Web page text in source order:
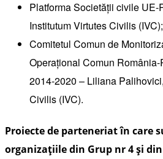
Platforma Societății civile
Institutum Virtutes Civilis (IVC);
Comitetul Comun de
Operațional Comun
2014-2020 – Liliana
Civilis (IVC).
Proiecte de parteneriat în care
organizațiile din Grup nr 4 și